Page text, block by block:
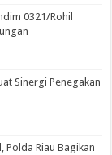
0321/Rohil
Sinergi Penegakan
Polda Riau Bagikan